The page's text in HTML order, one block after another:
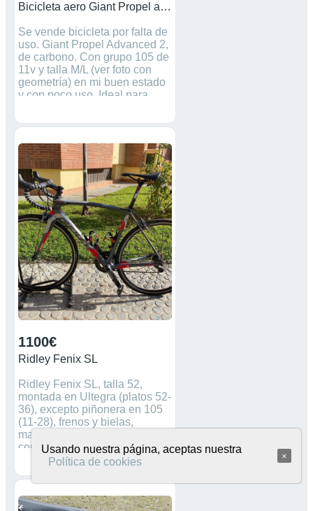
Bicicleta aero Giant Propel advanced 2
Se vende bicicleta por falta de
uso. Giant Propel Advanced 2,
de carbono. Con grupo 105 de
11v y talla M/L (ver foto con
geometría) en mi buen estado
y con poco uso. Ideal para
1100€
Ridley Fenix SL
Ridley Fenix SL, talla 52,
montada en Ultegra (platos 52-
36), excepto piñonera en 105
(11-28), frenos y bielas,
manetas, cambio. Cubiertas
con 200km y revisión
completa. Sillin Mimic no
incluido en precio, entregó
sillín Velo. Regalo pedales
Look.
Usando nuestra página, aceptas nuestra
Política de cookies
×